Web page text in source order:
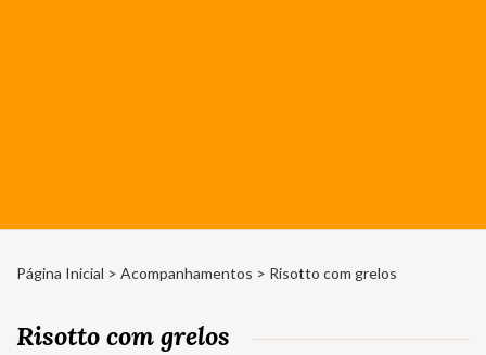
Página Inicial > Acompanhamentos > Risotto com grelos
Risotto com grelos